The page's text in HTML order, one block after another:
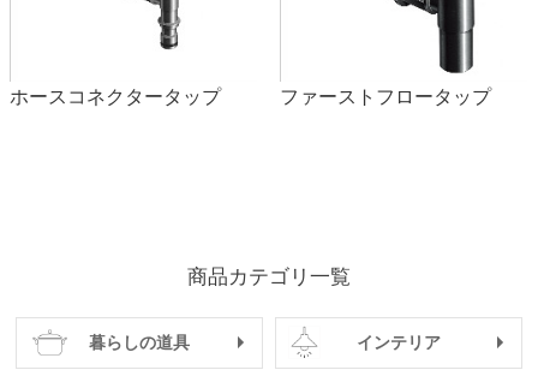
タンク本体は完全密閉構造ではないので、虫やゴミが入る場合
がございます。雨水に混ざってタンク内にボウフラやその卵が
流れ込むことがありますが雨水をどんどんお使いいただくこと
でボウフラが湧くことはありません。レインダイバータのゴミ
トイの外周が28.2cmの場合は直径が約9cmになりますので、付
ホースコネクタータップ ファーストフロータップ
商品カテゴリ一覧
暮らしの道具 インテリア